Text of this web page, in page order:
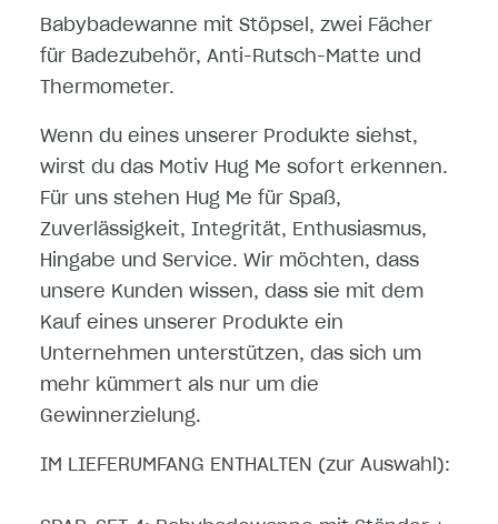
Babybadewanne mit Stöpsel, zwei Fächer
für Badezubehör, Anti-Rutsch-Matte und
Thermometer.
Wenn du eines unserer Produkte siehst,
wirst du das Motiv Hug Me sofort erkennen.
Für uns stehen Hug Me für Spaß,
Zuverlässigkeit, Integrität, Enthusiasmus,
Hingabe und Service. Wir möchten, dass
unsere Kunden wissen, dass sie mit dem
Kauf eines unserer Produkte ein
Unternehmen unterstützen, das sich um
mehr kümmert als nur um die
Gewinnerzielung.
IM LIEFERUMFANG ENTHALTEN (zur Auswahl):